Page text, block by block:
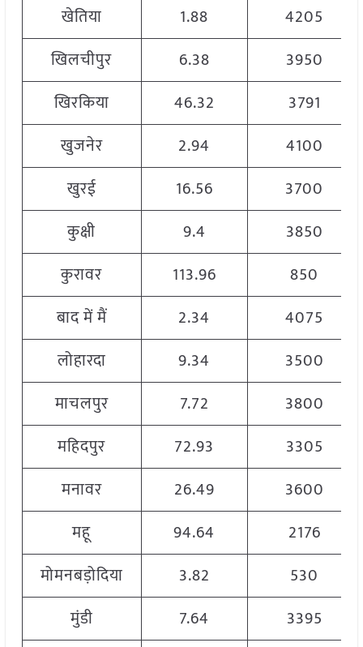
खेतिया
1.88
4205
खिलचीपुर
6.38
3950
खिरकिया
46.32
3791
खुजनेर
2.94
4100
खुरई
16.56
3700
कुक्षी
9.4
3850
कुरावर
113.96
850
बाद में मैं
2.34
4075
लोहारदा
9.34
3500
माचलपुर
7.72
3800
महिदपुर
72.93
3305
मनावर
26.49
3600
महू
94.64
2176
मोमनबड़ोदिया
3.82
530
मुंडी
7.64
3395